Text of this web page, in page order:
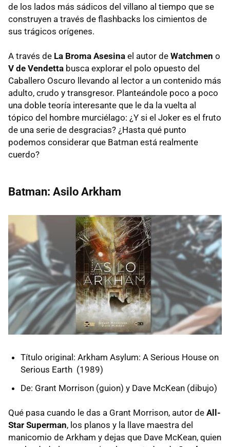
de los lados más sádicos del villano al tiempo que se
construyen a través de flashbacks los cimientos de
sus trágicos orígenes.
A través de La Broma Asesina el autor de Watchmen o
V de Vendetta busca explorar el polo opuesto del
Caballero Oscuro llevando al lector a un contenido más
adulto, crudo y transgresor. Planteándole poco a poco
una doble teoría interesante que le da la vuelta al
tópico del hombre murciélago: ¿Y si el Joker es el fruto
de una serie de desgracias? ¿Hasta qué punto
podemos considerar que Batman está realmente
cuerdo?
Batman: Asilo Arkham
Título original: Arkham Asylum: A Serious House on
Serious Earth (1989)
De: Grant Morrison (guion) y Dave McKean (dibujo)
Qué pasa cuando le das a Grant Morrison, autor de All-
Star Superman, los planos y la llave maestra del
manicomio de Arkham y dejas que Dave McKean, quien